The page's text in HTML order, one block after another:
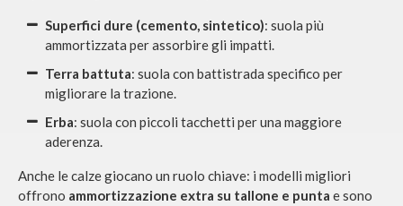
Superfici dure (cemento, sintetico): suola più
ammortizzata per assorbire gli impatti.
Terra battuta: suola con battistrada specifico per
migliorare la trazione.
Erba: suola con piccoli tacchetti per una maggiore
aderenza.
Anche le calze giocano un ruolo chiave: i modelli migliori
offrono ammortizzazione extra su tallone e punta e sono